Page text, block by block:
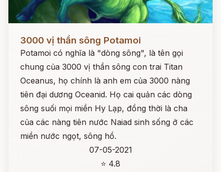
3000 vị thần sông Potamoi
Potamoi có nghĩa là "dòng sông", là tên gọi
chung của 3000 vị thần sông con trai Titan
Oceanus, họ chính là anh em của 3000 nàng
tiên đại dương Oceanid. Họ cai quản các dòng
sông suối mọi miền Hy Lạp, đồng thời là cha
của các nàng tiên nước Naiad sinh sống ở các
miền nước ngọt, sông hồ.
07-05-2021
⭐ 4.8